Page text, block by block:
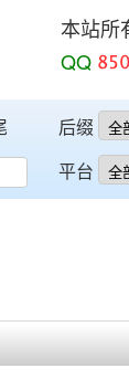
本站所
QQ
后缀
平台